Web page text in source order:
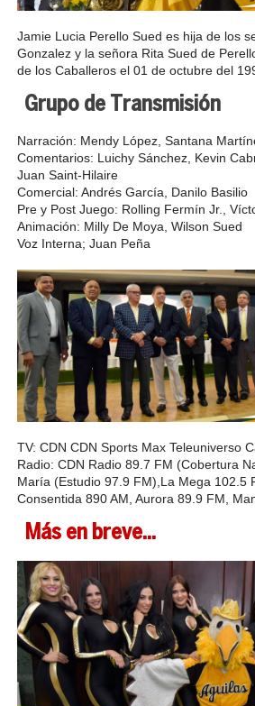
Jamie Lucia Perello Sued es hija de los
Gonzalez y la señora Rita Sued de
de los Caballeros el 01 de octubre del
Grupo de Transmisión
Narración: Mendy López, Santana
Comentarios: Luichy Sánchez, Kevin
Juan Saint-Hilaire
Comercial: Andrés García, Danilo Basilio
Pre y Post Juego: Rolling Fermín Jr.,
Animación: Milly De Moya, Wilson Sued
Voz Interna; Juan Peña
TV: CDN CDN Sports Max Teleuniverso
Radio: CDN Radio 89.7 FM (Cobertura
María (Estudio 97.9 FM),La Mega 102.5
Consentida 890 AM, Aurora 89.9 FM,
Más en breve...